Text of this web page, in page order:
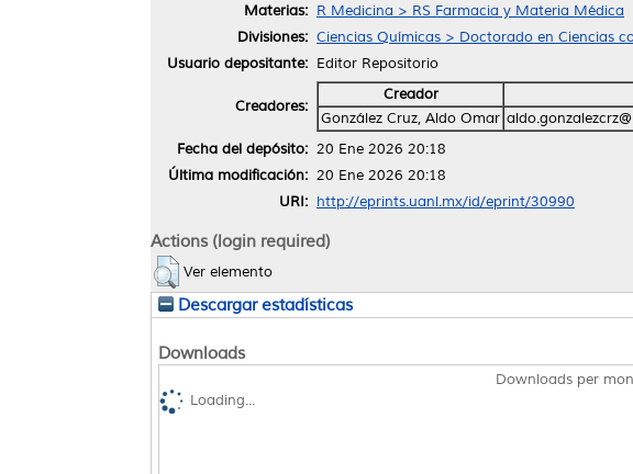
Materias: R Medicina > RS Farmacia y Materia Médica
Divisiones: Ciencias Químicas > Doctorado en Ciencias
Usuario depositante: Editor Repositorio
Creadores:
Creador
González Cruz, Aldo Omar
Fecha del depósito: 20 Ene 2026 20:18
Última modificación: 20 Ene 2026 20:18
URI: http://eprints.uanl.mx/id/eprint/30990
Actions (login required)
Ver elemento
Descargar estadísticas
Downloads
Downloads per
Loading...